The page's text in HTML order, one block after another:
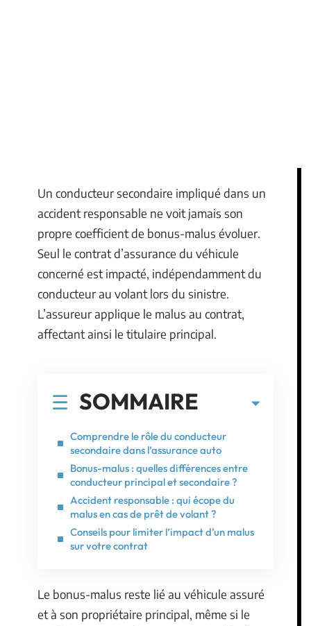
Un conducteur secondaire impliqué dans un
accident responsable ne voit jamais son
propre coefficient de bonus-malus évoluer.
Seul le contrat d’assurance du véhicule
concerné est impacté, indépendamment du
conducteur au volant lors du sinistre.
L’assureur applique le malus au contrat,
affectant ainsi le titulaire principal.
SOMMAIRE
Comprendre le rôle du conducteur
secondaire dans l’assurance auto
Bonus-malus : quelles différences entre
conducteur principal et secondaire ?
Accident responsable : qui écope du
malus en cas de prêt de volant ?
Conseils pour limiter l’impact d’un malus
sur votre contrat
Le bonus-malus reste lié au véhicule assuré
et à son propriétaire principal, même si le